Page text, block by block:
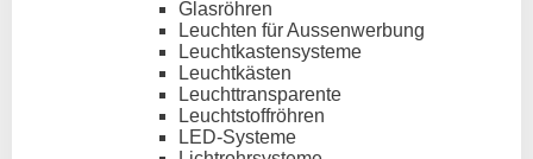
Glasröhren
Leuchten für Aussenwerbung
Leuchtkastensysteme
Leuchtkästen
Leuchttransparente
Leuchtstoffröhren
LED-Systeme